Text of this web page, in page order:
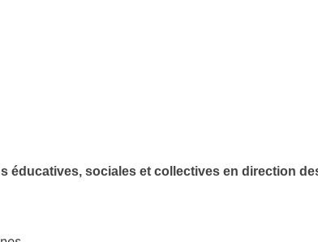
éducatives, sociales et collectives en direction